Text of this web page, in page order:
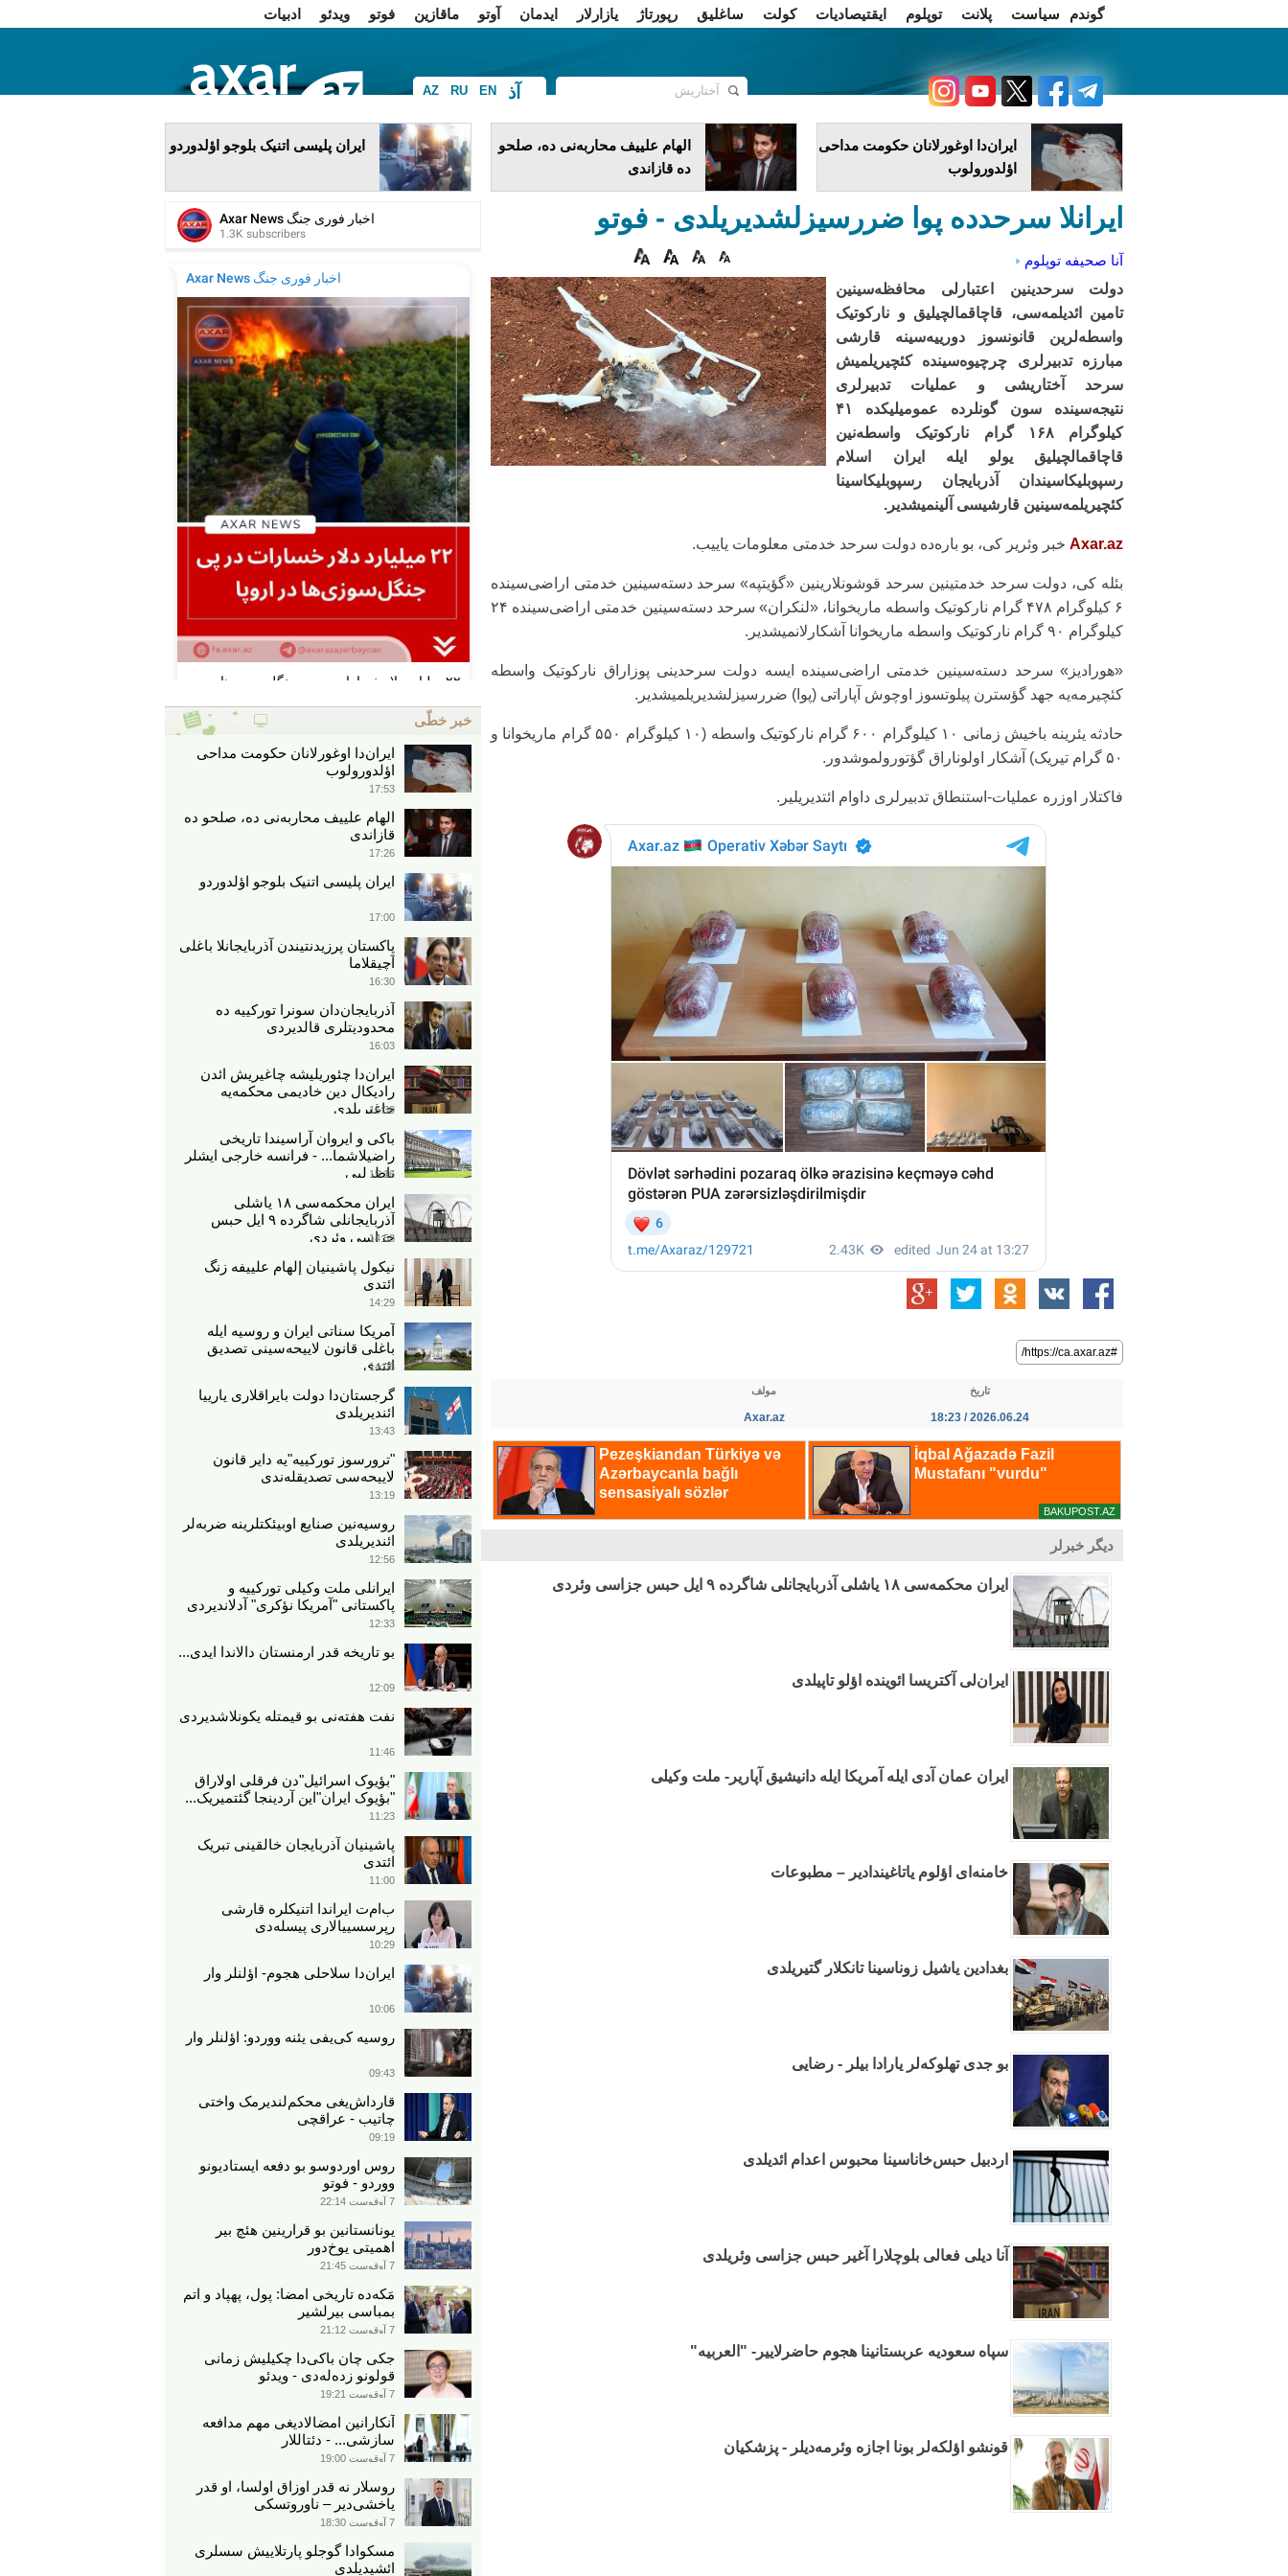
گوندم سیاست پلانت توپلوم ایقتیصادیات کولت ساغلیق رپورتاژ یازارلار ایدمان آوتو ماقازین فوتو ویدئو
ادبیات
AZ RU EN آذ
فا
ایران‌دا اوغورلانان حکومت مداحی
اؤلدورولوب
الهام علییف محاربه‌نی ده، صلحو
ده قازاندی
ایران پلیسی اتنیک بلوجو اؤلدوردو
ایرانلا سرحدده پوا ضررسیزلشدیریلدی - فوتو
آنا صحیفه توپلوم
دولت سرحدینین اعتبارلی محافظه‌سینین
تامین ائدیلمه‌سی، قاچاقمالچیلیق و نارکوتیک
واسطه‌لرین قانونسوز دورییه‌سینه قارشی
مبارزه تدبیرلری چرچیوه‌سینده کئچیریلمیش
سرحد آختاریشی و عملیات تدبیرلری
نتیجه‌سینده سون گونلرده عمومیلیکده ۴۱
کیلوگرام ۱۶۸ گرام نارکوتیک واسطه‌نین
قاچاقمالچیلیق یولو ایله ایران اسلام
رسپوبلیکاسیندان آذربایجان رسپوبلیکاسینا
کئچیریلمه‌سینین قارشیسی آلینمیشدیر.
Axar.az خبر وئریر کی، بو باره‌ده دولت سرحد خدمتی معلومات یاییب.
بئله کی، دولت سرحد خدمتینین سرحد قوشونلارینین «گؤیتپه» سرحد دسته‌سینین خدمتی اراضی‌سینده
۶ کیلوگرام ۴۷۸ گرام نارکوتیک واسطه ماریخوانا، «لنکران» سرحد دسته‌سینین خدمتی اراضی‌سینده ۲۴
کیلوگرام ۹۰ گرام نارکوتیک واسطه ماریخوانا آشکارلانمیشدیر.
«هورادیز» سرحد دسته‌سینین خدمتی اراضی‌سینده ایسه دولت سرحدینی پوزاراق نارکوتیک واسطه
کئچیرمه‌یه جهد گؤسترن پیلوتسوز اوچوش آپاراتی (پوا) ضررسیزلشدیریلمیشدیر.
حادثه یئرینه باخیش زمانی ۱۰ کیلوگرام ۶۰۰ گرام نارکوتیک واسطه (۱۰ کیلوگرام ۵۵۰ گرام ماریخوانا و
۵۰ گرام تیریک) آشکار اولوناراق گؤتورولموشدور.
فاکتلار اوزره عملیات-استنطاق تدبیرلری داوام ائتدیریلیر.
#https://ca.axar.az/
تاریخ
2026.06.24 / 18:23
مولف
Axar.az
دیگر خبرلر
ایران محکمه‌سی ۱۸ یاشلی آذربایجانلی شاگرده ۹ ایل حبس جزاسی وئردی
ایران‌لی آکتریسا ائوینده اؤلو تاپیلدی
ایران عمان آدی ایله آمریکا ایله دانیشیق آپاریر- ملت وکیلی
خامنه‌ای اؤلوم یاتاغیندادیر – مطبوعات
بغدادین یاشیل زوناسینا تانکلار گتیریلدی
بو جدی تهلوکه‌لر یارادا بیلر - رضایی
اردبیل حبس‌خاناسینا محبوس اعدام ائدیلدی
آنا دیلی فعالی بلوچلارا آغیر حبس جزاسی وئریلدی
سپاه سعودیه عربستانینا هجوم حاضرلاییر- "العربیه"
قونشو اؤلکه‌لر بونا اجازه وئرمه‌دیلر - پزشکیان
خبر خطّی
ایران‌دا اوغورلانان حکومت مداحی
اؤلدورولوب
17:53
الهام علییف محاربه‌نی ده، صلحو ده
قازاندی
17:26
ایران پلیسی اتنیک بلوجو اؤلدوردو
17:00
پاکستان پرزیدنتیندن آذربایجانلا باغلی
آچیقلاما
16:30
آذربایجان‌دان سونرا تورکییه ده
محدودیتلری قالدیردی
16:03
ایران‌دا چئوریلیشه چاغیریش ائد‌ن
رادیکال دین خادیمی محکمه‌یه
چاغیریلدی
15:39
باکی و ایروان آراسیندا تاریخی
راضیلاشما... - فرانسه خارجی ایشلر
ناظرلیی
15:16
ایران محکمه‌سی ۱۸ یاشلی
آذربایجانلی شاگرده ۹ ایل حبس
جزاسی وئردی
14:53
نیکول پاشینیان إلهام علييفه زنگ
ائتدی
14:29
آمریکا سناتی ایران و روسیه ایله
باغلی قانون لاییحه‌سینی تصدیق
ائتدی
14:06
گرجستان‌دا دولت بایراقلاری یارییا
ائندیریلدی
13:43
"ترورسوز تورکییه"یه دایر قانون
لاییحه‌سی تصدیقله‌ندی
13:19
روسیه‌نین صنایع اوبیئکتلرینه ضربه‌لر
ائندیریلدی
12:56
ایرانلی ملت وکیلی تورکییه و
پاکستانی "آمریکا نؤکری" آدلاندیردی
12:33
بو تاریخه قدر ارمنستان دالاندا ایدی...
12:09
نفت هفته‌نی بو قیمتله یکونلاشدیردی
11:46
"بؤیوک اسرائیل"دن فرقلی اولاراق
"بؤیوک ایران"این آردینجا گئتمیریک...
11:23
پاشینیان آذربایجان خالقینی تبریک
ائتدی
11:00
ب‌ام‌ت ایراندا اتنیکلره قارشی
رپرسسییالاری پیسله‌دی
10:29
ایران‌دا سلاحلی هجوم- اؤلنلر وار
10:06
روسیه کی‌یفی یئنه ووردو: اؤلنلر وار
09:43
قارداش‌یغی محکم‌لندیرمک واختی
چاتیب - عراقچی
09:19
روس اوردوسو بو دفعه ایستادیونو
ووردو - فوتو
7 آوقوست 22:14
یونانستانین بو قرارینین هئچ بیر
اهمیتی یوخ‌دور
7 آوقوست 21:45
مَکه‌ده تاریخی امضا: پول، پهپاد و اتم
بمباسی بیرلشیر
7 آوقوست 21:12
جکی چان باکی‌دا چکیلیش زمانی
قولونو زده‌له‌دی - ویدئو
7 آوقوست 19:21
آنکارانین امضالادیغی مهم مدافعه
سازشی... - دئتاللار
7 آوقوست 19:00
روسلار نه قدر اوزاق اولسا، او قدر
یاخشی‌دیر – ناوروتسکی
7 آوقوست 18:30
مسکوادا گوجلو پارتلاییش سسلری
ائشیدیلدی